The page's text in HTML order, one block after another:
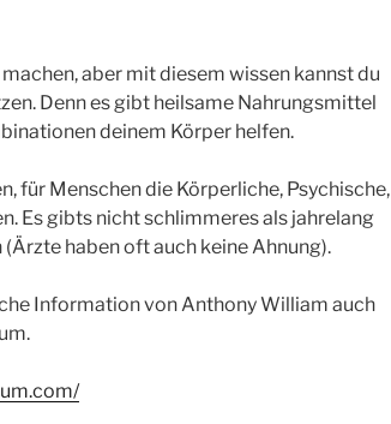
aber mit diesem wissen kannst du
Denn es gibt heilsame Nahrungsmittel
deinem Körper helfen.
für Menschen die Körperliche, Psychische,
Es gibts nicht schlimmeres als jahrelang
haben oft auch keine Ahnung).
Information von Anthony William auch